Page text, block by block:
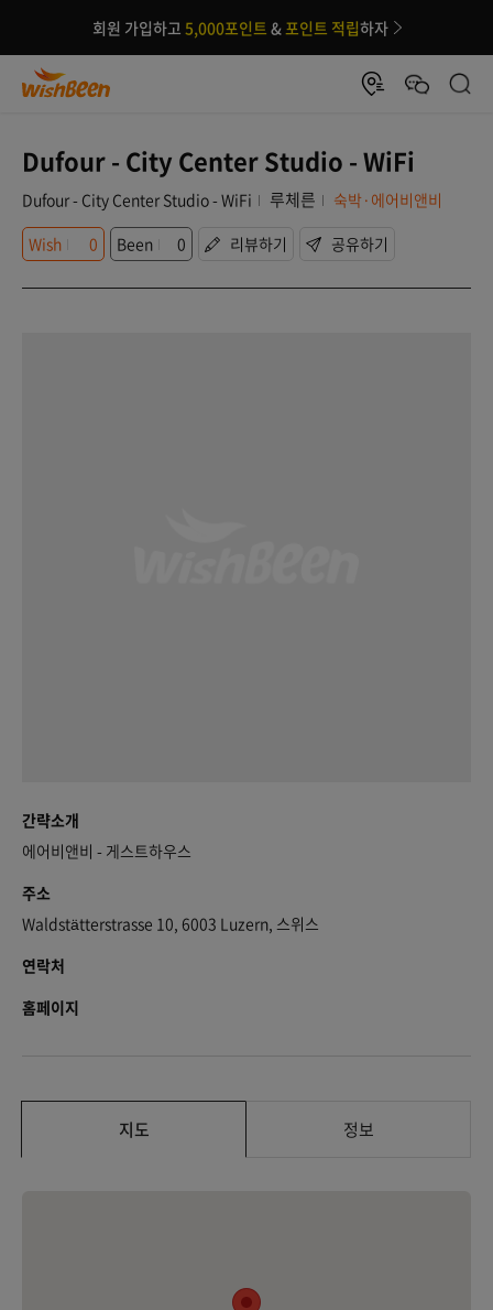
회원 가입하고 5,000포인트 &포인트 적립하자
Dufour - City Center Studio - WiFi
Dufour - City Center Studio - WiFi 루체른
숙박·에어비앤비
Wish
0 Been 0 리뷰하기 공유하기
간략소개
에어비앤비 - 게스트하우스
주소
Waldstätterstrasse 10, 6003 Luzern, 스위스
연락처
홈페이지
지도 정보